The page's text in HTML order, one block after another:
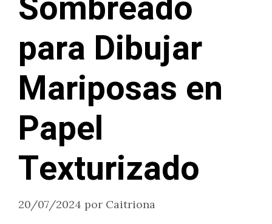
para Dibujar
Mariposas en
Papel
Texturizado
20/07/2024 por Caitriona